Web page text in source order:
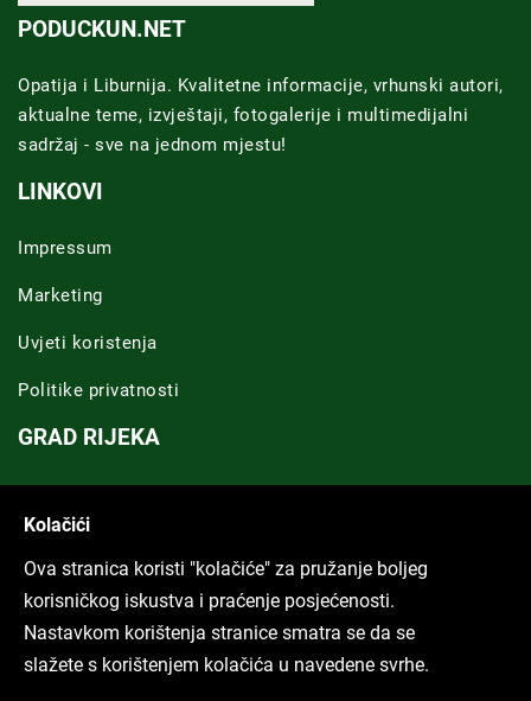
PODUCKUN.NET
Opatija i Liburnija. Kvalitetne informacije, vrhunski autori,
aktualne teme, izvještaji, fotogalerije i multimedijalni
sadržaj - sve na jednom mjestu!
LINKOVI
Impressum
Marketing
Uvjeti koristenja
Politike privatnosti
GRAD RIJEKA
ARHIVA TEKSTOVA
Svi tekstovi
Kolačići
Ova stranica koristi "kolačiće" za pružanje boljeg
korisničkog iskustva i praćenje posjećenosti.
Nastavkom korištenja stranice smatra se da se
slažete s korištenjem kolačića u navedene svrhe.